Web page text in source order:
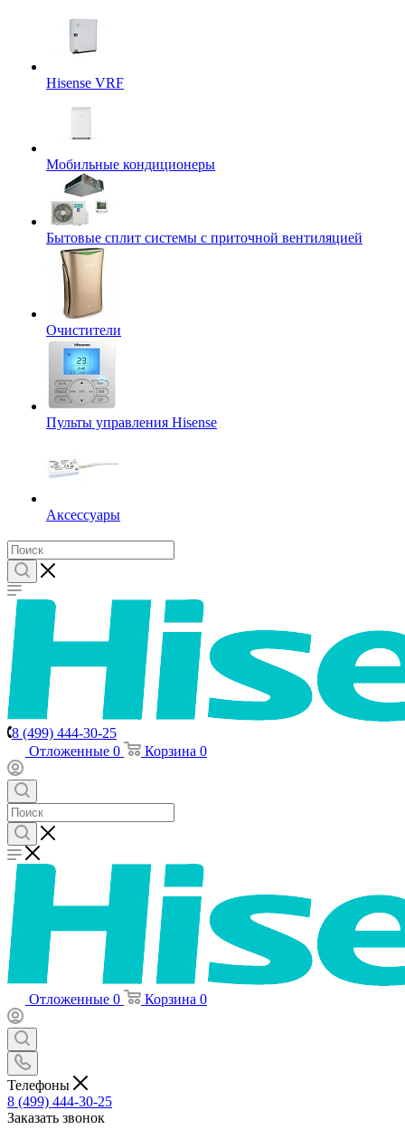
Hisense VRF
Мобильные кондиционеры
Бытовые сплит системы с приточной вентиляцией
Очистители
Пульты управления Hisense
Аксессуары
8 (499) 444-30-25
Отложенные 0 Корзина 0
Отложенные 0 Корзина 0
Телефоны
8 (499) 444-30-25
Заказать звонок